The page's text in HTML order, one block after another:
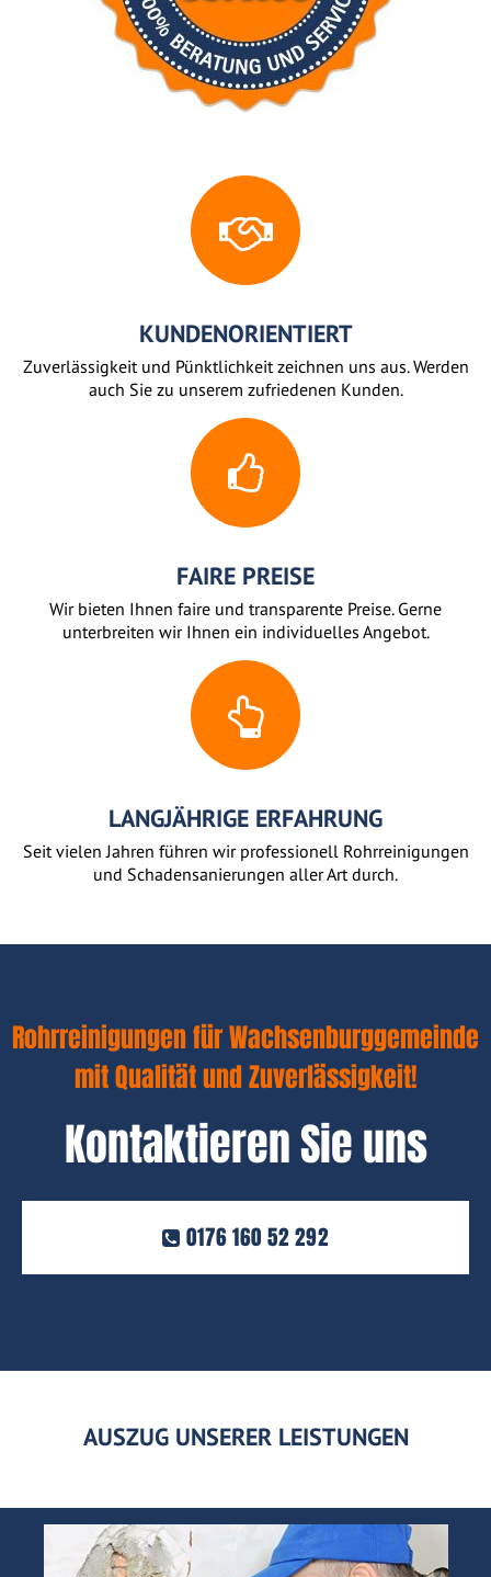
KUNDENORIENTIERT
Zuverlässigkeit und Pünktlichkeit zeichnen uns aus. Werden
auch Sie zu unserem zufriedenen Kunden.
FAIRE PREISE
Wir bieten Ihnen faire und transparente Preise. Gerne
unterbreiten wir Ihnen ein individuelles Angebot.
LANGJÄHRIGE ERFAHRUNG
Seit vielen Jahren führen wir professionell Rohrreinigungen
und Schadensanierungen aller Art durch.
Rohrreinigungen für Wachsenburggemeinde
mit Qualität und Zuverlässigkeit!
Kontaktieren Sie uns
0176 160 52 292
AUSZUG UNSERER LEISTUNGEN